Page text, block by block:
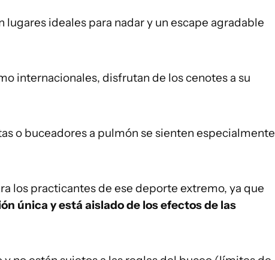
ideales para nadar y un escape agradable
internacionales, disfrutan de los cenotes a su
o buceadores a pulmón se sienten especialmente
los practicantes de ese deporte extremo, ya que
única y está aislado de los efectos de las